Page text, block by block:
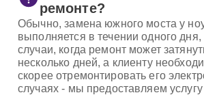
ремонте?
Обычно, замена южного моста у
выполняется в течении одного
случаи, когда ремонт может
несколько дней, а клиенту
скорее отремонтировать его
случаях - мы предоставляем услугу